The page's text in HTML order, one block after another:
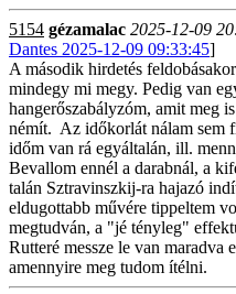
5154 gézamalac 2025-12-09
Dantes 2025-12-09 09:33:45]
A második hirdetés
mindegy mi megy. Pedig van
hangerőszabályzóm, amit meg
némít. Az időkorlát nálam sem
időm van rá egyáltalán, ill.
Bevallom ennél a darabnál, a
talán Sztravinszkij-ra hajazó
eldugottabb művére tippeltem
megtudván, a "jé tényleg"
Rutteré messze le van maradva
amennyire meg tudom ítélni.